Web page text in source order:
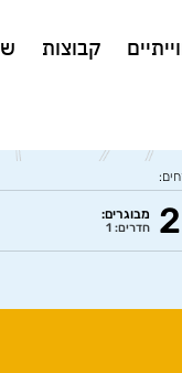
קבוצות
2 מבוגרים:
חדרים: 1